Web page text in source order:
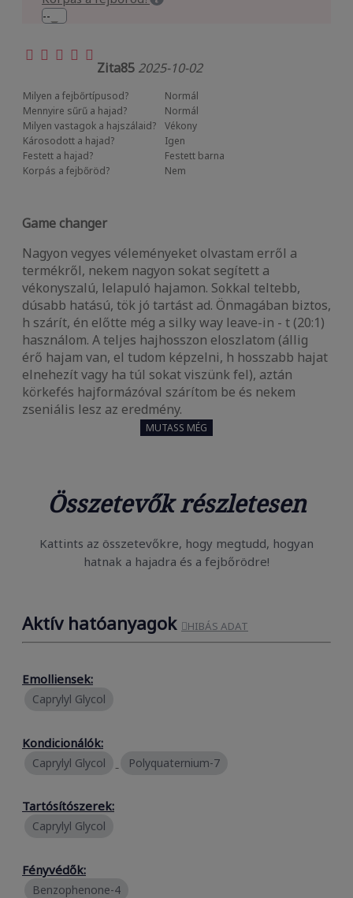
Zita85 2025-10-02
Milyen a fejbőrtípusod?
Normál
Mennyire sűrű a hajad?
Normál
Milyen vastagok a hajszálaid?
Vékony
Károsodott a hajad?
Igen
Festett a hajad?
Festett barna
Korpás a fejbőröd?
Nem
Game changer
Nagyon vegyes véleményeket olvastam erről a
termékről, nekem nagyon sokat segített a
vékonyszalú, lelapuló hajamon. Sokkal teltebb,
dúsabb hatású, tök jó tartást ad. Önmagában biztos,
h szárít, én előtte még a silky way leave-in - t (20:1)
használom. A teljes hajhosszon eloszlatom (állig
érő hajam van, el tudom képzelni, h hosszabb hajat
elnehezít vagy ha túl sokat viszünk fel), aztán
körkefés hajformázóval szárítom be és nekem
zseniális lesz az eredmény.
MUTASS MÉG
Összetevők részletesen
Kattints az összetevőkre, hogy megtudd, hogyan
hatnak a hajadra és a fejbőrödre!
Aktív hatóanyagok HIBÁS ADAT
Emolliensek:
Caprylyl Glycol
Kondicionálók:
Caprylyl Glycol Polyquaternium-7
Tartósítószerek:
Caprylyl Glycol
Fényvédők:
Benzophenone-4